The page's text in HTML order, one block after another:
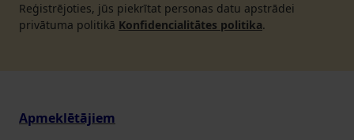
Reģistrējoties, jūs piekrītat personas datu apstrādei
privātuma politikā Konfidencialitātes politika.
Apmeklētājiem